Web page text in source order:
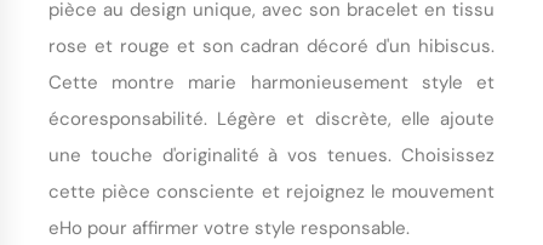
pièce au design unique, avec son bracelet en tissu
rose et rouge et son cadran décoré d'un hibiscus.
Cette montre marie harmonieusement style et
écoresponsabilité. Légère et discrète, elle ajoute
une touche d'originalité à vos tenues. Choisissez
cette pièce consciente et rejoignez le mouvement
eHo pour affirmer votre style responsable.